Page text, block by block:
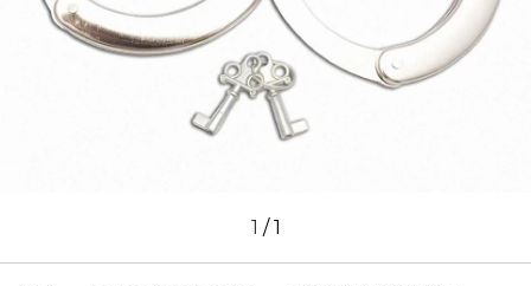
1 /1